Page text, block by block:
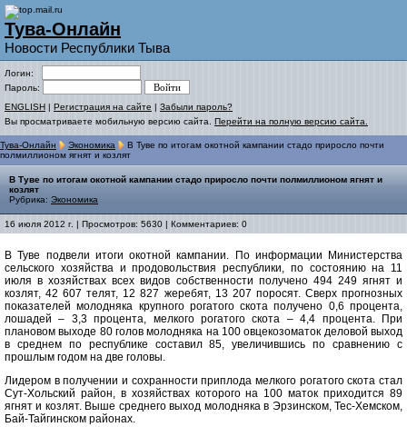
Тува-Онлайн
Новости Республики Тыва
Логин:
Пароль:
ENGLISH | Регистрация на сайте | Забыли пароль?
Вы просматриваете мобильную версию сайта. Перейти на полную версию сайта.
Тува-Онлайн Экономика
В Туве по итогам окотной кампании стадо приросло почти
полмиллионом ягнят и козлят
В Туве по итогам окотной кампании стадо приросло почти полмиллионом ягнят и
козлят
Рубрика: Экономика
16 июля 2012 г. | Просмотров: 5630 | Комментариев: 0
В Туве подвели итоги окотной кампании. По информации Министерства
сельского хозяйства и продовольствия республики, по состоянию на 11
июля в хозяйствах всех видов собственности получено 494 249 ягнят и
козлят, 42 607 телят, 12 827 жеребят, 13 207 поросят. Сверх прогнозных
показателей молодняка крупного рогатого скота получено 0,6 процента,
лошадей – 3,3 процента, мелкого рогатого скота – 4,4 процента. При
плановом выходе 80 голов молодняка на 100 овцекозоматок деловой выход
в среднем по республике составил 85, увеличившись по сравнению с
прошлым годом на две головы.
Лидером в получении и сохранности приплода мелкого рогатого скота стал
Сут-Хольский район, в хозяйствах которого на 100 маток приходится 89
ягнят и козлят. Выше среднего выход молодняка в Эрзинском, Тес-Хемском,
Бай-Тайгинском районах.